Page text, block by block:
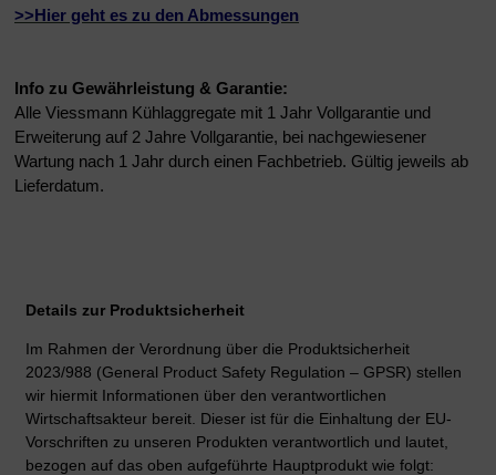
>>Hier geht es zu den Abmessungen
Info zu Gewährleistung & Garantie:
Alle Viessmann Kühlaggregate mit 1 Jahr Vollgarantie und
Erweiterung auf 2 Jahre Vollgarantie, bei nachgewiesener
Wartung nach 1 Jahr durch einen Fachbetrieb. Gültig jeweils ab
Lieferdatum.
Details zur Produktsicherheit
Im Rahmen der Verordnung über die Produktsicherheit
2023/988 (General Product Safety Regulation – GPSR) stellen
wir hiermit Informationen über den verantwortlichen
Wirtschaftsakteur bereit. Dieser ist für die Einhaltung der EU-
Vorschriften zu unseren Produkten verantwortlich und lautet,
bezogen auf das oben aufgeführte Hauptprodukt wie folgt: